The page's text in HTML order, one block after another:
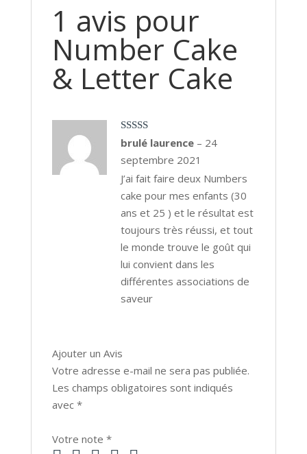
1 avis pour
Number Cake
& Letter Cake
Note5 sur 5
brulé laurence – 24
septembre 2021
J’ai fait faire deux Numbers
cake pour mes enfants (30
ans et 25 ) et le résultat est
toujours très réussi, et tout
le monde trouve le goût qui
lui convient dans les
différentes associations de
saveur
Ajouter un Avis
Votre adresse e-mail ne sera pas publiée.
Les champs obligatoires sont indiqués
avec *
Votre note *